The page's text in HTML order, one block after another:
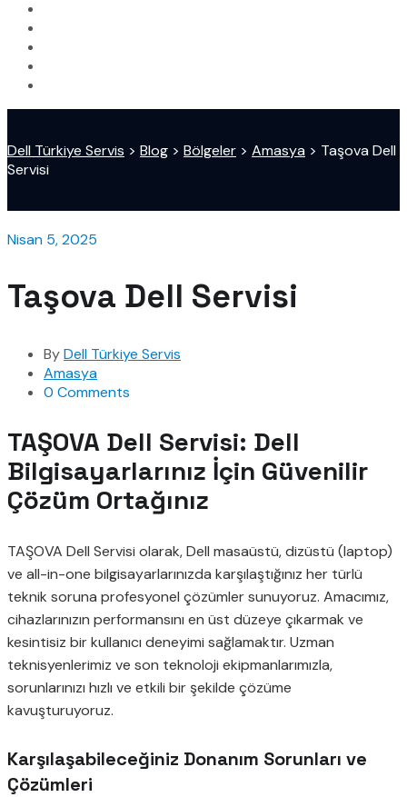
Dell Türkiye Servis > Blog > Bölgeler > Amasya > Taşova Dell
Servisi
Nisan 5, 2025
Taşova Dell Servisi
ByDell Türkiye Servis
Amasya
0 Comments
TAŞOVA Dell Servisi: Dell
Bilgisayarlarınız İçin Güvenilir
Çözüm Ortağınız
TAŞOVA Dell Servisi olarak, Dell masaüstü, dizüstü (laptop)
ve all-in-one bilgisayarlarınızda karşılaştığınız her türlü
teknik soruna profesyonel çözümler sunuyoruz. Amacımız,
cihazlarınızın performansını en üst düzeye çıkarmak ve
kesintisiz bir kullanıcı deneyimi sağlamaktır. Uzman
teknisyenlerimiz ve son teknoloji ekipmanlarımızla,
sorunlarınızı hızlı ve etkili bir şekilde çözüme
kavuşturuyoruz.
Karşılaşabileceğiniz Donanım Sorunları ve
Çözümleri